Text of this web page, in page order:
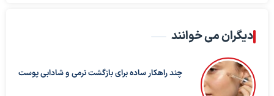
دیگران می خوانند
چند راهکار ساده برای بازگشت نرمی و شادابی پوست